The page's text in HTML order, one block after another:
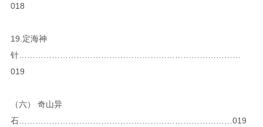
018
19.定海神
针………………………………………………………………………
019
（六） 奇山异
石……………………………………………………………………019